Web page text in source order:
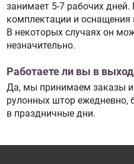
занимает 5-7 рабочих дней.
комплектации и
В некоторых случаях он
незначительно.
Работаете ли вы в
Да, мы принимаем заказы и
рулонных штор ежедневно,
в праздничные дни.